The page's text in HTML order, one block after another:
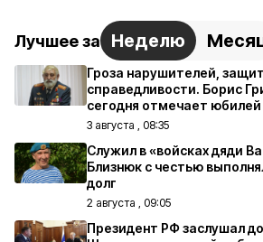
Лучшее за Неделю
Гроза нарушителей,
справедливости. Борис
сегодня отмечает юбилей
3 августа , 08:35
Служил в «войсках дяди
Близнюк с честью
долг
2 августа , 09:05
Президент РФ заслушал